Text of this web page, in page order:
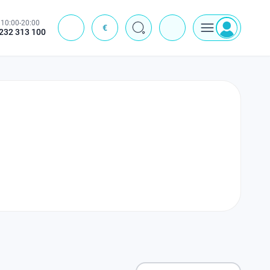
20:00
313 100 € J